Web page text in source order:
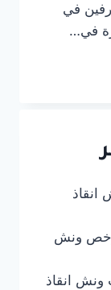
في
في…
ونش
اقرب ونش انقاذ